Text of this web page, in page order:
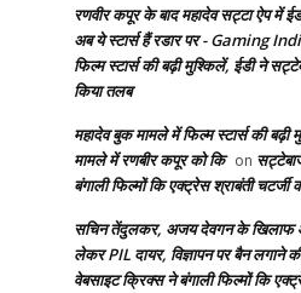
रणवीर कपूर के बाद महादेव सट्टा ऐप में
अब ये स्टार्स हैं रडार पर - Gaming
फिल्म स्टार्स की बढ़ी मुश्किलें, ईडी ने
किया तलब
महादेव बुक मामले में फिल्म स्टार्स की बढ़ी
मामले में रणबीर कपूर को कि on
बंगाली फिल्मों कि एक्ट्रेस श्राबंती चटर्जी
सचिन तेंदुलकर, अजय देवगन के खिलाफ
लेकर PIL दायर, विज्ञापन पर बैन लगाने
वेबसाइट क्रिक्स ने बंगाली फिल्मों कि